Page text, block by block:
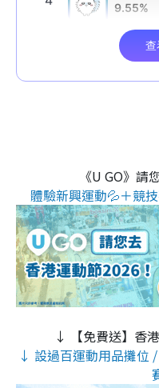
《U GO》請
體驗新興運動💦＋競
↓ 【免費送】香
↓ 設過百運動用品攤位